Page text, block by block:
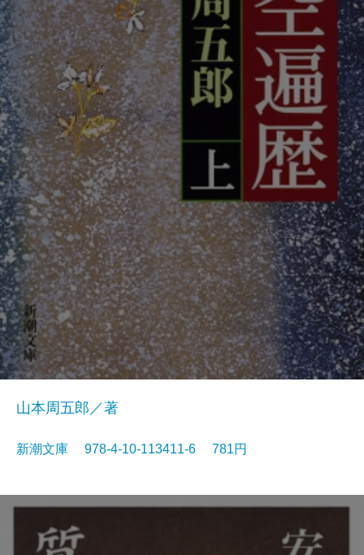
山本周五郎／著
新潮文庫 978-4-10-113411-6 781円